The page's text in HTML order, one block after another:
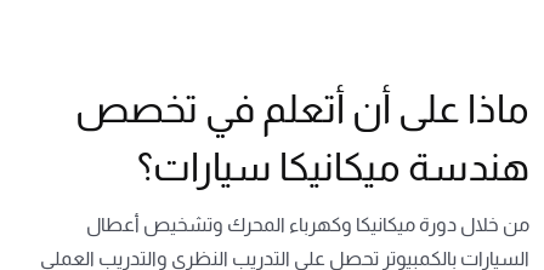
ماذا على أن أتعلم في تخصص
هندسة ميكانيكا سيارات؟
من خلال دورة ميكانيكا وكهرباء المحرك وتشخيص أعطال
السيارات بالكمبيوتر تحصل على التدريب النظري والتدريب العملي